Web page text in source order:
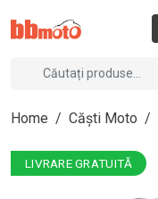
Home / Căști Moto /
LIVRARE GRATUITĂ